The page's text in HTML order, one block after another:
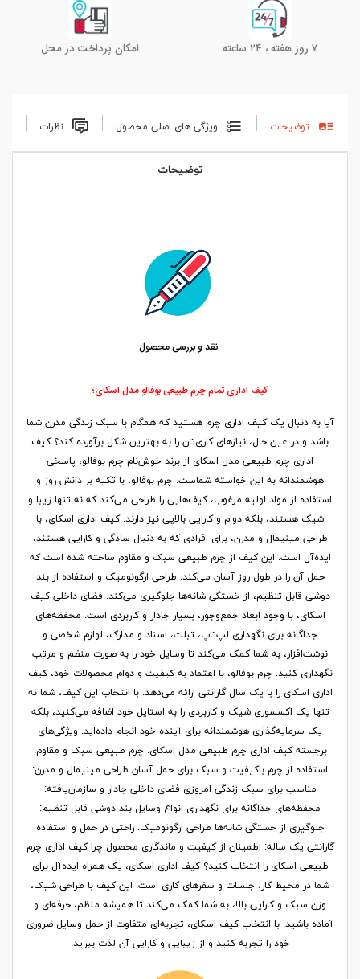
۷ روز هفته ، ۲۴ ساعته امکان پرداخت در محل
توضیحات ویژگی های اصلی محصول نظرات
توضیحات
نقد و بررسی محصول
کیف اداری تمام چرم طبیعی بوفالو مدل اسکای؛
آیا به دنبال یک کیف اداری چرم هستید که همگام با سبک زندگی مدرن شما
باشد و در عین حال، نیازهای کاری‌تان را به بهترین شکل برآورده کند؟ کیف
اداری چرم طبیعی مدل اسکای از برند خوش‌نام چرم بوفالو، پاسخی
هوشمندانه به این خواسته شماست. چرم بوفالو، با تکیه بر دانش روز و
استفاده از مواد اولیه مرغوب، کیف‌هایی را طراحی می‌کند که نه تنها زیبا و
شیک هستند، بلکه دوام و کارایی بالایی نیز دارند. کیف اداری اسکای، با
طراحی مینیمال و مدرن، برای افرادی که به دنبال سادگی و کارایی هستند،
ایده‌آل است. این کیف از چرم طبیعی سبک و مقاوم ساخته شده است که
حمل آن را در طول روز آسان می‌کند. طراحی ارگونومیک و استفاده از بند
دوشی قابل تنظیم، از خستگی شانه‌ها جلوگیری می‌کند. فضای داخلی کیف
اسکای، با وجود ابعاد جمع‌وجور، بسیار جادار و کاربردی است. محفظه‌های
جداگانه برای نگهداری لپ‌تاپ، تبلت، اسناد و مدارک، لوازم شخصی و
نوشت‌افزار، به شما کمک می‌کند تا وسایل خود را به صورت منظم و مرتب
نگهداری کنید. چرم بوفالو، با اعتماد به کیفیت و دوام محصولات خود، کیف
اداری اسکای را با یک سال گارانتی ارائه می‌دهد. با انتخاب این کیف، شما نه
تنها یک اکسسوری شیک و کاربردی را به استایل خود اضافه می‌کنید، بلکه
یک سرمایه‌گذاری هوشمندانه برای آینده خود انجام داده‌اید. ویژگی‌های
برجسته کیف اداری چرم طبیعی مدل اسکای: چرم طبیعی سبک و مقاوم:
استفاده از چرم باکیفیت و سبک برای حمل آسان طراحی مینیمال و مدرن:
مناسب برای سبک زندگی امروزی فضای داخلی جادار و سازمان‌یافته:
محفظه‌های جداگانه برای نگهداری انواع وسایل بند دوشی قابل تنظیم:
جلوگیری از خستگی شانه‌ها طراحی ارگونومیک: راحتی در حمل و استفاده
گارانتی یک ساله: اطمینان از کیفیت و ماندگاری محصول چرا کیف اداری چرم
طبیعی اسکای را انتخاب کنید؟ کیف اداری اسکای، یک همراه ایده‌آل برای
شما در محیط کار، جلسات و سفرهای کاری است. این کیف با طراحی شیک،
وزن سبک و کارایی بالا، به شما کمک می‌کند تا همیشه منظم، حرفه‌ای و
آماده باشید. با انتخاب کیف اسکای، تجربه‌ای متفاوت از حمل وسایل ضروری
خود را تجربه کنید و از زیبایی و کارایی آن لذت ببرید.